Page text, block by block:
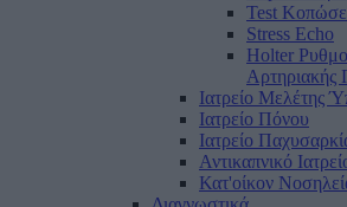
Test
Stress Echo
Holter
Αρτηριακής
Ιατρείο Μελέτης
Ιατρείο Πόνου
Ιατρείο
Αντικαπνικό
Κατ'οίκον